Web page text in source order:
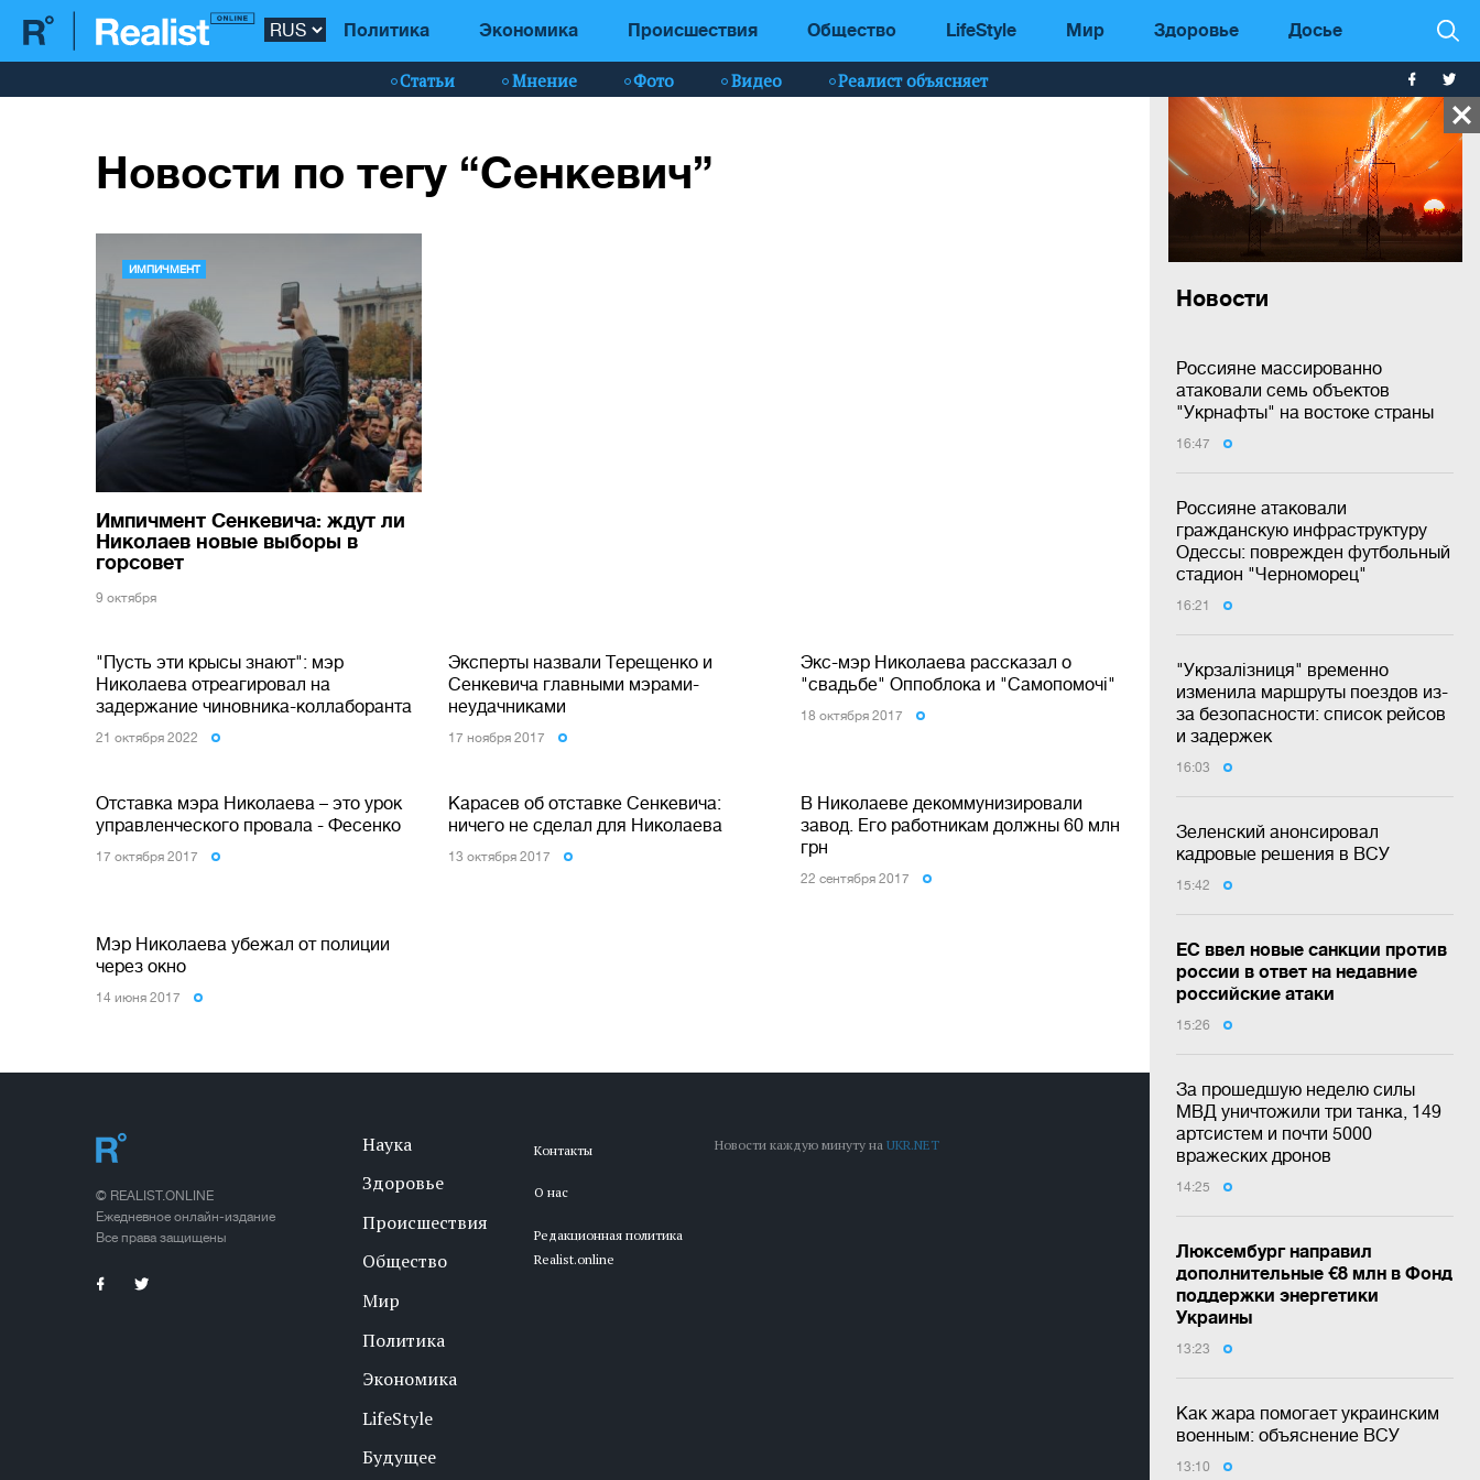
Политика Экономика Происшествия Общество LifeStyle Мир Здоровье Досье
Статьи Мнение Фото Видео Реалист объясняет
Новости
Россияне массированно
атаковали семь объектов
"Укрнафты" на востоке страны
16:47
Россияне атаковали
гражданскую инфраструктуру
Одессы: поврежден футбольный
стадион "Черноморец"
16:21
"Укрзалізниця" временно
изменила маршруты поездов из-
за безопасности: список рейсов
и задержек
16:03
Зеленский анонсировал
кадровые решения в ВСУ
15:42
ЕС ввел новые санкции против
россии в ответ на недавние
российские атаки
15:26
За прошедшую неделю силы
МВД уничтожили три танка, 149
артсистем и почти 5000
вражеских дронов
14:25
Люксембург направил
дополнительные €8 млн в Фонд
поддержки энергетики
Украины
13:23
Как жара помогает украинским
военным: объяснение ВСУ
13:10
Новости по тегу “Сенкевич”
ИМПИЧМЕНТ
Импичмент Сенкевича: ждут ли
Николаев новые выборы в
горсовет
9 октября
"Пусть эти крысы знают": мэр
Николаева отреагировал на
задержание чиновника-коллаборанта
21 октября 2022
Эксперты назвали Терещенко и
Сенкевича главными мэрами-
неудачниками
17 ноября 2017
Экс-мэр Николаева рассказал о
"свадьбе" Оппоблока и "Самопомочі"
18 октября 2017
Отставка мэра Николаева – это урок
управленческого провала - Фесенко
17 октября 2017
Карасев об отставке Сенкевича:
ничего не сделал для Николаева
13 октября 2017
В Николаеве декоммунизировали
завод. Его работникам должны 60 млн
грн
22 сентября 2017
Мэр Николаева убежал от полиции
через окно
14 июня 2017
© REALIST.ONLINE
Ежедневное онлайн-издание
Все права защищены
Наука
Здоровье
Происшествия
Общество
Мир
Политика
Экономика
LifeStyle
Будущее
Контакты
О нас
Редакционная политика
Realist.online
Новости каждую минуту наUKR.NET